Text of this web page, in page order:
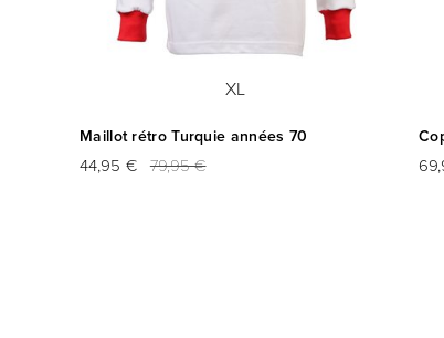
XL
Maillot rétro Turquie années 70
44,95 € 79,95 €